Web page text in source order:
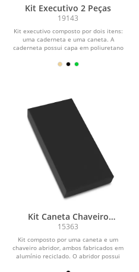
Kit Executivo 2 Peças
19143
Kit executivo composto por dois itens:
uma caderneta e uma caneta. A
caderneta possui capa em poliuretano
Kit Caneta Chaveiro
Alumínio
15363
Kit composto por uma caneta e um
chaveiro abridor, ambos fabricados em
alumínio reciclado. O abridor possui